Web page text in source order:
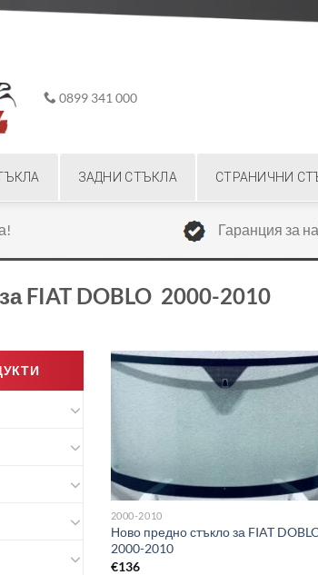
0899 341 000
ЗАДНИ СТЪКЛА СТРАНИЧНИ
Гаранция за
FIAT DOBLO 2000-2010
2000-2010
Ново предно стъкло за FIAT
2000-2010
€136